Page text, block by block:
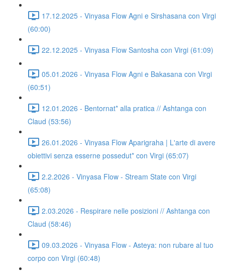
17.12.2025 - Vinyasa Flow Agni e Sirshasana con Virgi
(60:00)
22.12.2025 - Vinyasa Flow Santosha con Virgi (61:09)
05.01.2026 - Vinyasa Flow Agni e Bakasana con Virgi
(60:51)
12.01.2026 - Bentornat* alla pratica // Ashtanga con
Claud (53:56)
26.01.2026 - Vinyasa Flow Aparigraha | L'arte di avere
obiettivi senza esserne possedut* con Virgi (65:07)
2.2.2026 - Vinyasa Flow - Stream State con Virgi
(65:08)
2.03.2026 - Respirare nelle posizioni // Ashtanga con
Claud (58:46)
09.03.2026 - Vinyasa Flow - Asteya: non rubare al tuo
corpo con Virgi (60:48)